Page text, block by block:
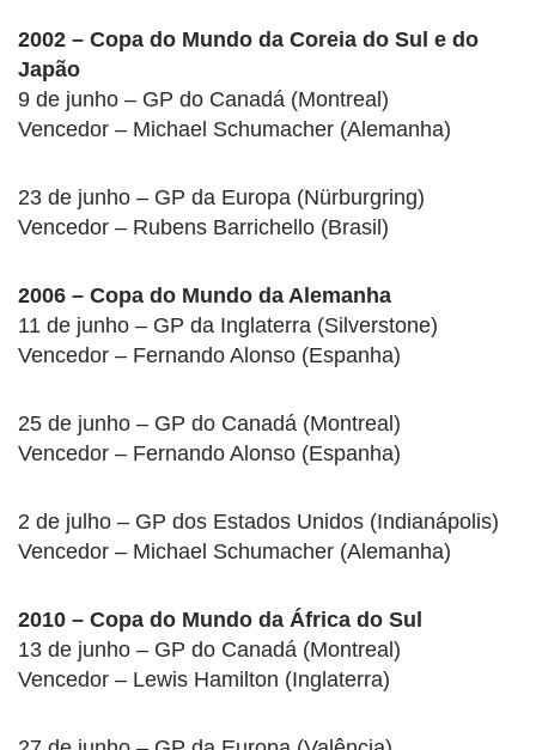
2002 – Copa do Mundo da Coreia do Sul e do
Japão
9 de junho – GP do Canadá (Montreal)
Vencedor – Michael Schumacher (Alemanha)
23 de junho – GP da Europa (Nürburgring)
Vencedor – Rubens Barrichello (Brasil)
2006 – Copa do Mundo da Alemanha
11 de junho – GP da Inglaterra (Silverstone)
Vencedor – Fernando Alonso (Espanha)
25 de junho – GP do Canadá (Montreal)
Vencedor – Fernando Alonso (Espanha)
2 de julho – GP dos Estados Unidos (Indianápolis)
Vencedor – Michael Schumacher (Alemanha)
2010 – Copa do Mundo da África do Sul
13 de junho – GP do Canadá (Montreal)
Vencedor – Lewis Hamilton (Inglaterra)